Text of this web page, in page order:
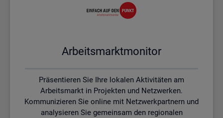
Ar­beits­markt­mo­ni­tor
Präsentieren Sie Ihre lokalen Aktivitäten am
Arbeitsmarkt in Projekten und Netzwerken.
Kommunizieren Sie online mit Netzwerkpartnern und
analysieren Sie gemeinsam den regionalen